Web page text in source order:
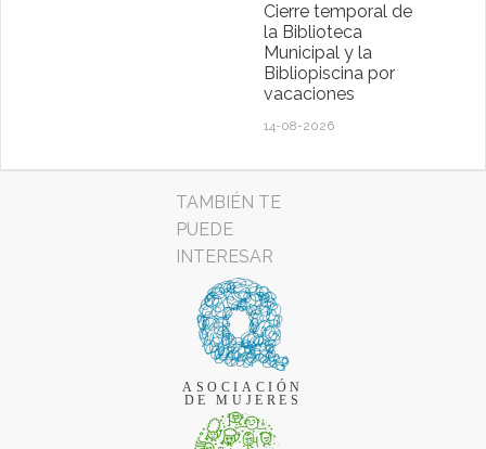
Cierre temporal de
la Biblioteca
Municipal y la
Bibliopiscina por
vacaciones
14-08-2026
TAMBIÉN TE
PUEDE
INTERESAR
ASOCIACIÓN
DE MUJERES